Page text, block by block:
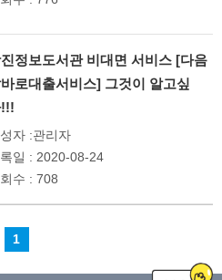
정보도서관 비대면 서비스 [다음
로대출서비스] 그것이 알고싶
자 :관리자
일 : 2020-08-24
수 : 708
1